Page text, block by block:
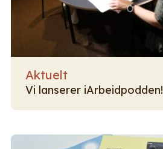
Aktuelt
Vi lanserer iArbeidpodden!